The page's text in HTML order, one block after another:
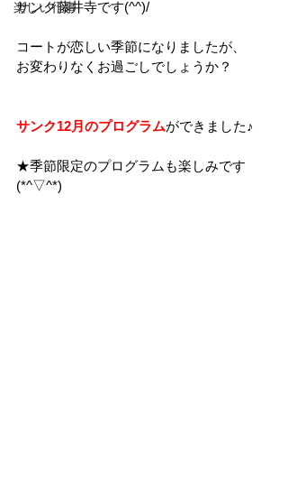
楽しい行事
サンク藤井寺です(^^)/
コートが恋しい季節になりましたが、
お変わりなくお過ごしでしょうか？
サンク12月のプログラムができました♪
★季節限定のプログラムも楽しみです
(*^▽^*)